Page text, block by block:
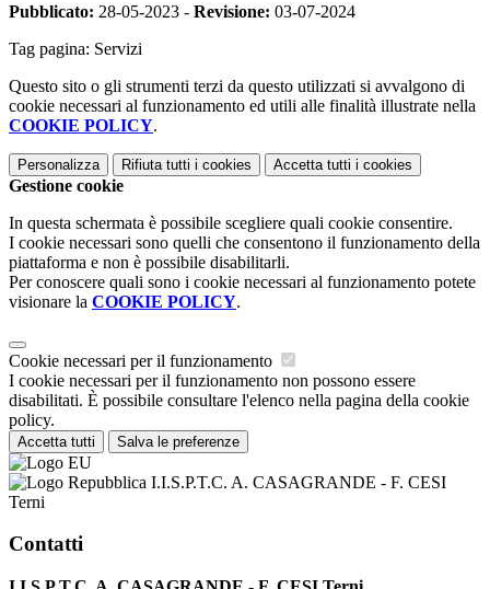
Pubblicato: 28-05-2023 - Revisione: 03-07-2024
Tag pagina: Servizi
Questo sito o gli strumenti terzi da questo utilizzati si avvalgono di
cookie necessari al funzionamento ed utili alle finalità illustrate nella
COOKIE POLICY.
Personalizza Rifiuta tutti i cookies Accetta tutti i cookies
Gestione cookie
In questa schermata è possibile scegliere quali cookie consentire.
I cookie necessari sono quelli che consentono il funzionamento della
piattaforma e non è possibile disabilitarli.
Per conoscere quali sono i cookie necessari al funzionamento potete
visionare la COOKIE POLICY.
Cookie necessari per il funzionamento
I cookie necessari per il funzionamento non possono essere
disabilitati. È possibile consultare l'elenco nella pagina della cookie
policy.
Accetta tutti Salva le preferenze
I.I.S.P.T.C. A. CASAGRANDE - F. CESI
Terni
Contatti